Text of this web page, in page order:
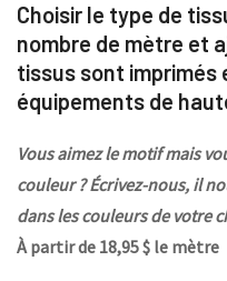
Choisir le type de
nombre de mètre et
tissus sont imprimés
équipements de
Vous aimez le motif mais
couleur ? Écrivez-nous, il
dans les couleurs de votre
À partir de 18,95 $ le mètre